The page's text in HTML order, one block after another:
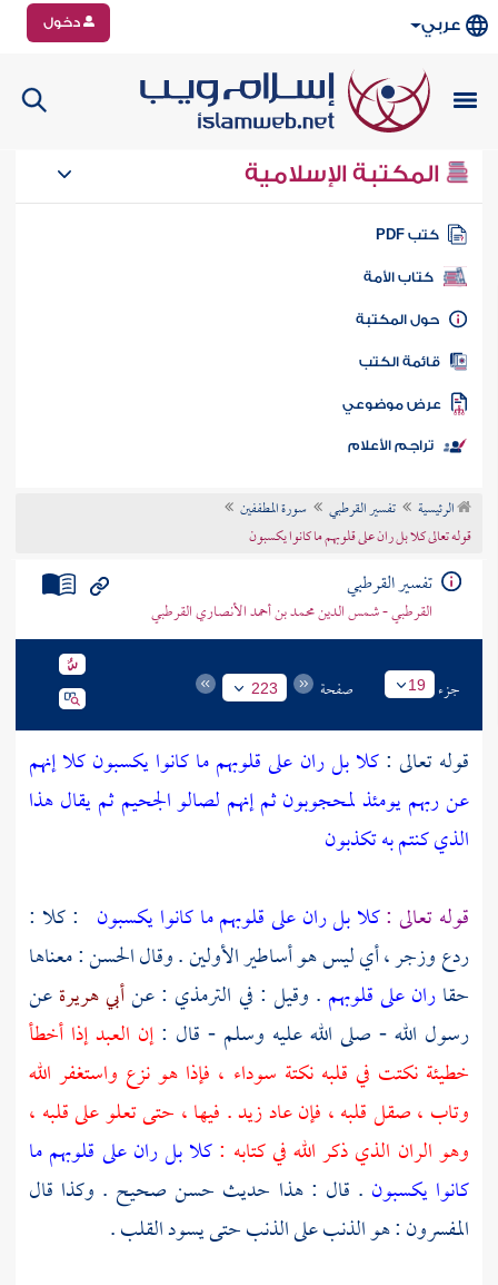
عربي دخول
المكتبة الإسلامية
كتب PDF
كتاب الأمة
المكتبة
الكتب
موضوعي
تراجم الأعلام
الرئيسية تفسير القرطبي
سورة المطففين
قوله تعالى كلا بل ران على قلوبهم ما كانوا يكسبون
تفسير القرطبي
القرطبي - شمس الدين محمد بن أحمد الأنصاري القرطبي
جزء 19 صفحة 223
قوله تعالى :كلا بل ران على قلوبهم ما كانوا يكسبون كلا إنهم
عن ربهم يومئذ لمحجوبون ثم إنهم لصالو الجحيم ثم يقال هذا
الذي كنتم به تكذبون
قوله تعالى :كلا بل ران على قلوبهم ما كانوا يكسبون : كلا :
ردع وزجر ، أي ليس هو أساطير الأولين . وقالالحسن: معناها
حقاران على قلوبهم . وقيل : في الترمذي : عنأبي هريرةعن
رسول الله - صلى الله عليه وسلم - قال :إن العبد إذا أخطأ
خطيئة نكتت في قلبه نكتة سوداء ، فإذا هو نزع واستغفر الله
وتاب ، صقل قلبه ، فإن عاد زيد . فيها ، حتى تعلو على قلبه ،
وهو الران الذي ذكر الله في كتابه :كلا بل ران على قلوبهم ما
كانوا يكسبون . قال : هذا حديث حسن صحيح . وكذا قال
المفسرون : هو الذنب على الذنب حتى يسود القلب .